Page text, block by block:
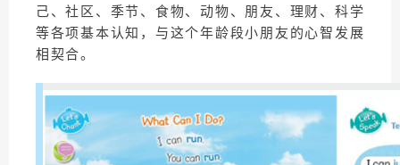
己、社区、季节、食物、动物、朋友、理财、科学
等各项基本认知，与这个年龄段小朋友的心智发展
相契合。